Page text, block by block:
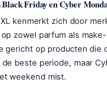
Friday en Cyber
XL kenmerkt zich door
zowel parfum als
gericht op producten die
beste periode, maar
weekend mist.